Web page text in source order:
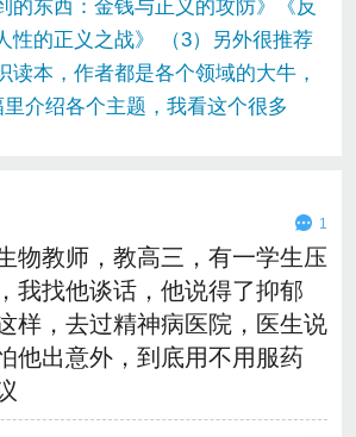
的东西：金钱与正义的攻防》《反
性的正义之战》 （3）另外很推荐
读本，作者都是各个领域的大牛，
介绍各个主题，我看这个很多
1
物教师，教高三，有一学生压
我找他谈话，他说得了抑郁
样，去过精神病医院，医生说
他出意外，到底用不用服药